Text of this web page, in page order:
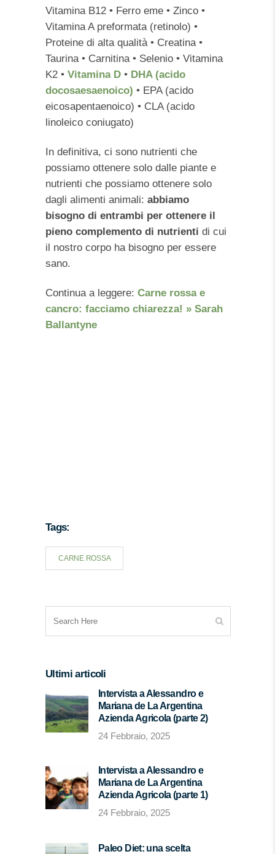
Vitamina B12 • Ferro eme • Zinco •
Vitamina A preformata (retinolo) •
Proteine ​​di alta qualità • Creatina •
Taurina • Carnitina • Selenio • Vitamina
K2 • Vitamina D • DHA (acido
docosaesaenoico) • EPA (acido
eicosapentaenoico) • CLA (acido
linoleico coniugato)
In definitiva, ci sono nutrienti che
possiamo ottenere solo dalle piante e
nutrienti che possiamo ottenere solo
dagli alimenti animali: abbiamo
bisogno di entrambi per ottenere il
pieno complemento di nutrienti di cui
il nostro corpo ha bisogno per essere
sano.
Continua a leggere: Carne rossa e
cancro: facciamo chiarezza! » Sarah
Ballantyne
Tags:
CARNE ROSSA
Ultimi articoli
Intervista a Alessandro e
Mariana de La Argentina
Azienda Agricola (parte 2)
24 Febbraio, 2025
Intervista a Alessandro e
Mariana de La Argentina
Azienda Agricola (parte 1)
24 Febbraio, 2025
Paleo Diet: una scelta